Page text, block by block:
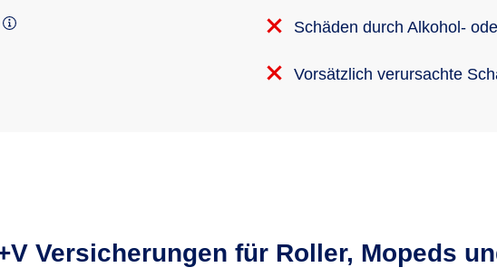
Schäden durch Alkohol-
Vorsätzlich verursachte
Versicherungen für Roller, Mopeds